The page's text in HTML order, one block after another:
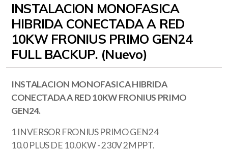
INSTALACION MONOFASICA
HIBRIDA CONECTADA A RED
10KW FRONIUS PRIMO GEN24
FULL BACKUP. (Nuevo)
INSTALACION MONOFASICA HIBRIDA
CONECTADA A RED 10KW FRONIUS PRIMO
GEN24.
1 INVERSOR FRONIUS PRIMO GEN24
10.0 PLUS DE 10.0KW - 230V 2MPPT.